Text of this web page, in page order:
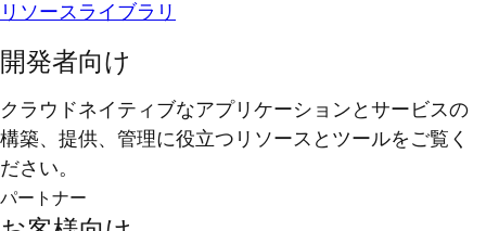
リソースライブラリ
開発者向け
クラウドネイティブなアプリケーションとサービスの
構築、提供、管理に役立つリソースとツールをご覧く
ださい。
パートナー